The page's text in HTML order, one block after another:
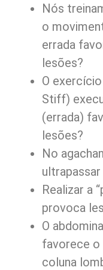
Nós
o
errada
lesões?
O
Stiff)
(errada)
lesões?
No
Realizar a
provoca
O
favorece o
coluna